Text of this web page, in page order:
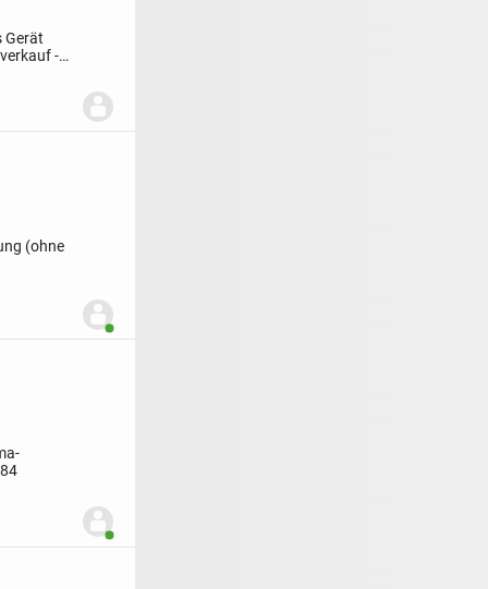
Gerät
-
(ohne
Benutzer ist online
Benutzer ist online